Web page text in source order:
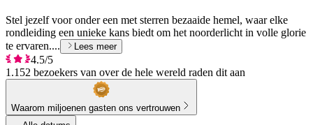
Stel jezelf voor onder een met sterren bezaaide hemel, waar elke
rondleiding een unieke kans biedt om het noorderlicht in volle glorie
te ervaren....
Lees meer
4.5/5
1.152 bezoekers van over de hele wereld raden dit aan
Waarom miljoenen gasten ons vertrouwen